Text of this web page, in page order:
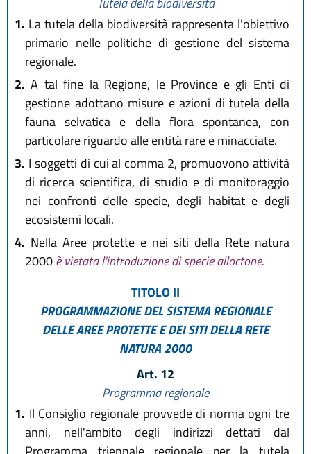
1. La tutela della biodiversità rappresenta l'obiettivo
primario nelle politiche di gestione del sistema
regionale.
2. A tal fine la Regione, le Province e gli Enti di
gestione adottano misure e azioni di tutela della
fauna selvatica e della flora spontanea, con
particolare riguardo alle entità rare e minacciate.
3. I soggetti di cui al comma 2, promuovono attività
di ricerca scientifica, di studio e di monitoraggio
nei confronti delle specie, degli habitat e degli
ecosistemi locali.
4. Nella Aree protette e nei siti della Rete natura
2000è vietata l'introduzione di specie alloctone.
TITOLO II
PROGRAMMAZIONE DEL SISTEMA REGIONALE
DELLE AREE PROTETTE E DEI SITI DELLA RETE
NATURA 2000
Art. 12
Programma regionale
1. Il Consiglio regionale provvede di norma ogni tre
anni, nell'ambito degli indirizzi dettati dal